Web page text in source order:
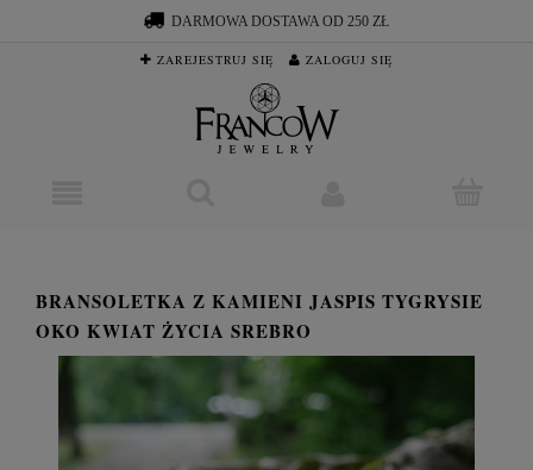
DARMOWA DOSTAWA OD 250 ZŁ
ZAREJESTRUJ SIĘ ZALOGUJ SIĘ
BRANSOLETKA Z KAMIENI JASPIS TYGRYSIE
OKO KWIAT ŻYCIA SREBRO